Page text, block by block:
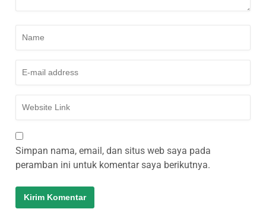
Simpan nama, email, dan situs web saya pada
peramban ini untuk komentar saya berikutnya.